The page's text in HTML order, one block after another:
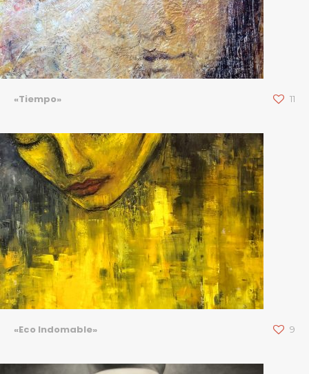
«Tiempo» 11
«Eco Indomable» 9